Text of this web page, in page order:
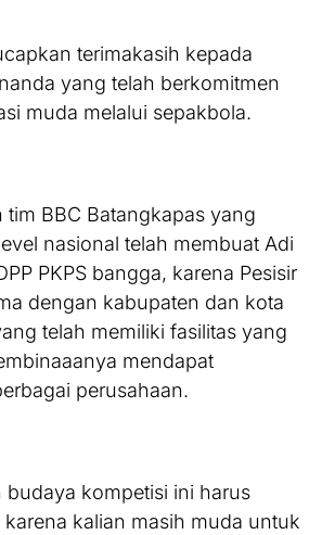
terimakasih kepada
yang telah berkomitmen
muda melalui sepakbola.
tim BBC Batangkapas yang
nasional telah membuat Adi
PKPS bangga, karena Pesisir
dengan kabupaten dan kota
telah memiliki fasilitas yang
mendapat
perusahaan.
budaya kompetisi ini harus
kalian masih muda untuk